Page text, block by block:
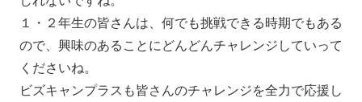
１・２年生の皆さんは、何でも挑戦できる時期でもある
ので、興味のあることにどんどんチャレンジしていって
くださいね。
ビズキャンプラスも皆さんのチャレンジを全力で応援し